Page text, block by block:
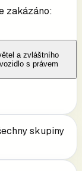
zakázáno:
a zvláštního
s právem
skupiny